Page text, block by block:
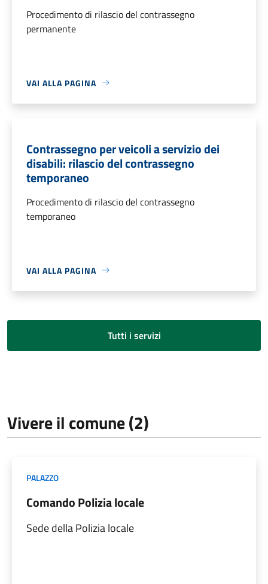
Procedimento di rilascio del contrassegno
permanente
VAI ALLA PAGINA
Contrassegno per veicoli a servizio dei
disabili: rilascio del contrassegno
temporaneo
Procedimento di rilascio del contrassegno
temporaneo
VAI ALLA PAGINA
Tutti i servizi
Vivere il comune (2)
PALAZZO
Comando Polizia locale
Sede della Polizia locale